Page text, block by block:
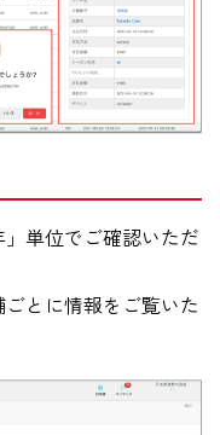
単位でご確認いただ
とに情報をご覧いた